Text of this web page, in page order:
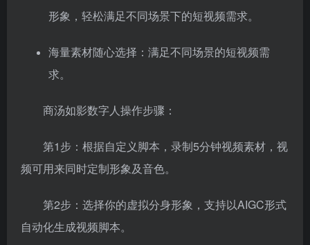
形象，轻松满足不同场景下的短视频需求。
海量素材随心选择：满足不同场景的短视频需
求。
商汤如影数字人操作步骤：
第1步：根据自定义脚本，录制5分钟视频素材，视
频可用来同时定制形象及音色。
第2步：选择你的虚拟分身形象，支持以AIGC形式
自动化生成视频脚本。